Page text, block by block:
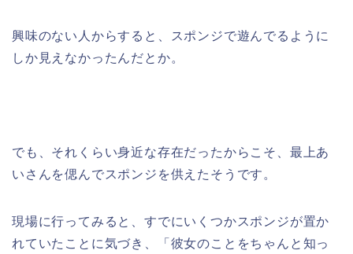
興味のない人からすると、スポンジで遊んでるように
しか見えなかったんだとか。
でも、それくらい身近な存在だったからこそ、最上あ
いさんを偲んでスポンジを供えたそうです。
現場に行ってみると、すでにいくつかスポンジが置か
れていたことに気づき、「彼女のことをちゃんと知っ